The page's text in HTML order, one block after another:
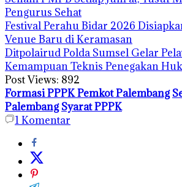
Pengurus Sehat
Festival Perahu Bidar 2026
Venue Baru di Keramasan
Ditpolairud Polda Sumsel Gelar
Kemampuan Teknis Penegakan
Post Views: 892
Formasi PPPK Pemkot Palembang
Palembang Syarat PPPK
1Komentar